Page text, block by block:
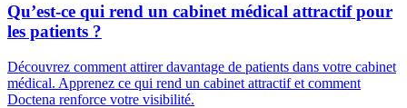
Qu’est-ce qui rend un cabinet médical attractif pour
les patients ?
Découvrez comment attirer davantage de patients dans votre cabinet
médical. Apprenez ce qui rend un cabinet attractif et comment
Doctena renforce votre visibilité.